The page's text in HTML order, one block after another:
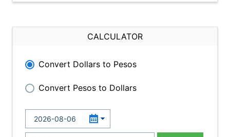
CALCULATOR
Convert Dollars to Pesos
Convert Pesos to Dollars